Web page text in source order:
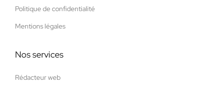
Politique de confidentialité
Mentions légales
Nos services
Rédacteur web